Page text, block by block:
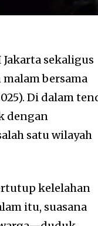
sekaligus
bersama
Di dalam
dengan
satu wilayah
kelelahan
itu, suasana